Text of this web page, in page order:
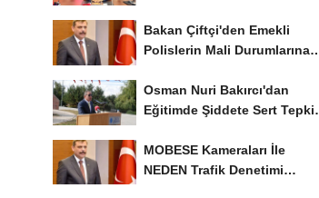
Bakan Çiftçi'den Emekli
Polislerin Mali Durumlarına
Osman Nuri Bakırcı'dan
Eğitimde Şiddete Sert Tepki:
MOBESE Kameraları İle
NEDEN Trafik Denetimi